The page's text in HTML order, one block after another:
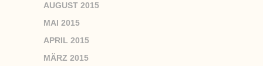
AUGUST 2015
MAI 2015
APRIL 2015
MÄRZ 2015